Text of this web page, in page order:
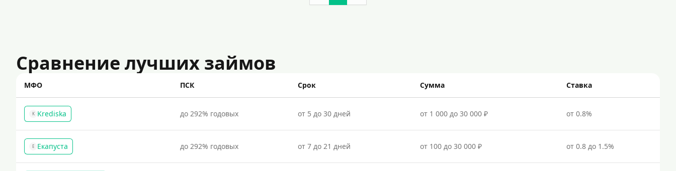
Сравнение лучших займов
МФО ПСК Срок Сумма Ставка
K Krediska до 292% годовых от 5 до 30 дней от 1 000 до 30 000 ₽ от 0.8%
Е Екапуста до 292% годовых от 7 до 21 дней от 100 до 30 000 ₽ от 0.8 до 1.5%